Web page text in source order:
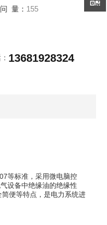
量： 155
13681928324
等标准，采用微电脑控
设备中绝缘油的绝缘性
便等特点，是电力系统进